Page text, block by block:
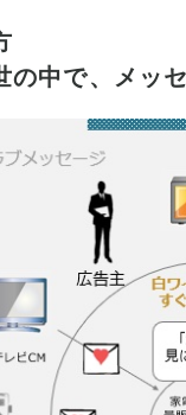
の中で、メッ